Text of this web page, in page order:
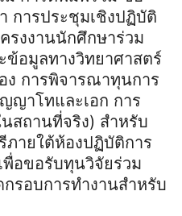
การประชุมเชิงปฏิบัติ
รงงานนักศึกษาร่วม
ข้อมูลทางวิทยาศาสตร์
ง การพิจารณาทุนการ
ญาโทและเอก การ
สถานที่จริง) สำหรับ
ายใต้ห้องปฏิบัติการ
พื่อขอรับทุนวิจัยร่วม
รอบการทำงานสำหรับ